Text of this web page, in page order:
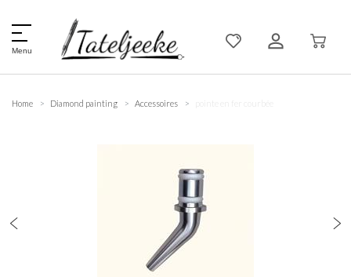
Menu
Home Diamond painting Accessoires